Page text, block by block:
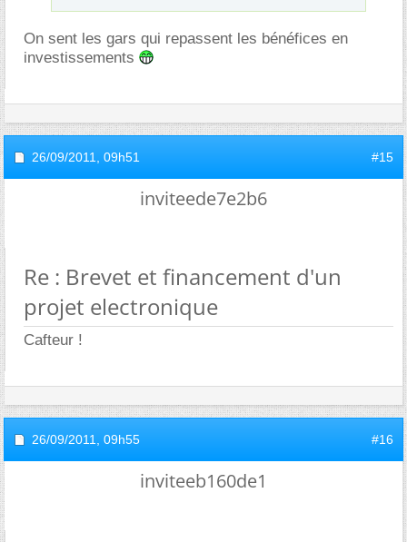
On sent les gars qui repassent les bénéfices en
investissements
26/09/2011, 09h51 #15
inviteede7e2b6
Re : Brevet et financement d'un
projet electronique
Cafteur !
26/09/2011, 09h55 #16
inviteeb160de1